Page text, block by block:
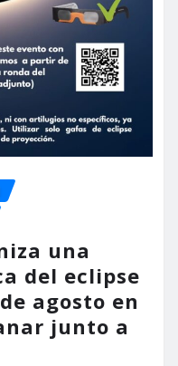
una
del eclipse
agosto en
junto a